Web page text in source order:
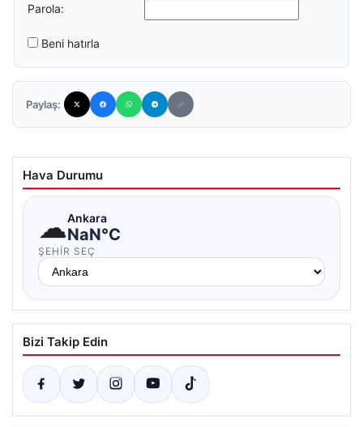
Parola:
Beni hatırla
Paylaş:
Hava Durumu
☁Ankara
NaN°C
ŞEHIR SEÇ
Bizi Takip Edin